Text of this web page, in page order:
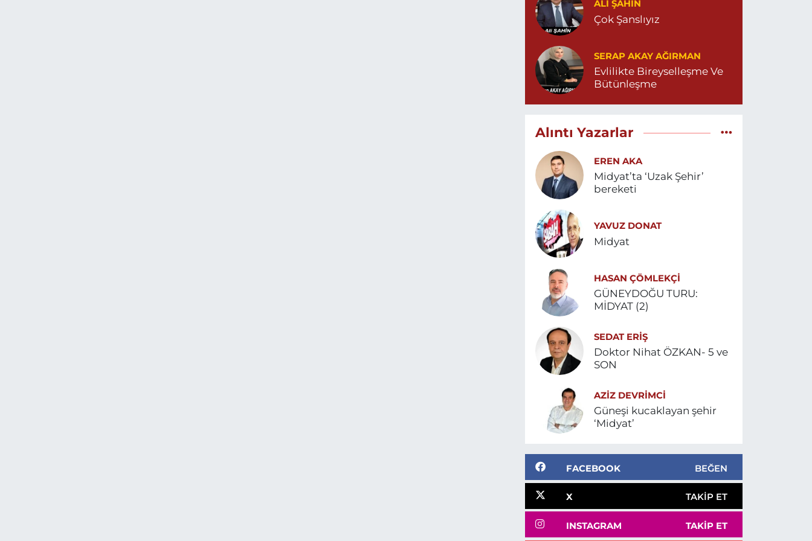
ALI ŞAHİN
Çok Şanslıyız
SERAP AKAY AĞIRMAN
Evlilikte Bireyselleşme Ve
Bütünleşme
Alıntı Yazarlar
EREN AKA
Midyat’ta ‘Uzak Şehir’
bereketi
YAVUZ DONAT
Midyat
HASAN ÇÖMLEKÇİ
GÜNEYDOĞU TURU:
MİDYAT (2)
SEDAT ERİŞ
Doktor Nihat ÖZKAN- 5 ve
SON
AZIZ DEVRIMCI
Güneşi kucaklayan şehir
‘Midyat’
FACEBOOK BEĞEN
X TAKIP ET
INSTAGRAM TAKIP ET